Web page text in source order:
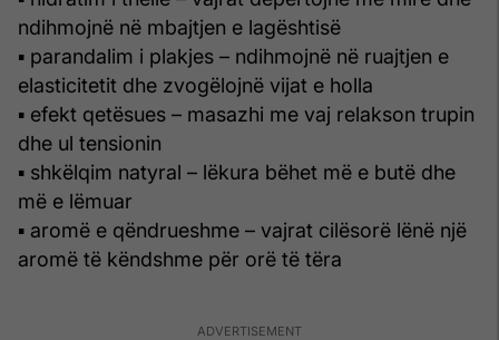
ndihmojnë në mbajtjen e lagështisë
▪ parandalim i plakjes – ndihmojnë në ruajtjen e
elasticitetit dhe zvogëlojnë vijat e holla
▪ efekt qetësues – masazhi me vaj relakson trupin
dhe ul tensionin
▪ shkëlqim natyral – lëkura bëhet më e butë dhe
më e lëmuar
▪ aromë e qëndrueshme – vajrat cilësorë lënë një
aromë të këndshme për orë të tëra